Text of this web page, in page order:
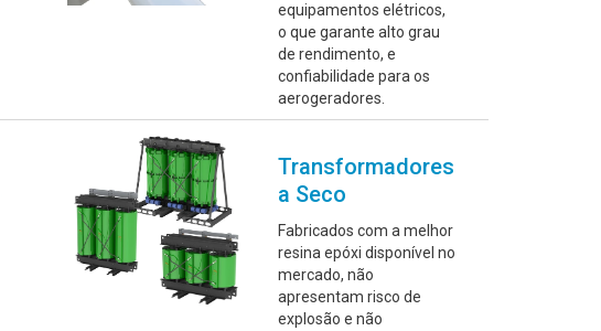
equipamentos elétricos,
o que garante alto grau
de rendimento, e
confiabilidade para os
aerogeradores.
Transformadores
a Seco
Fabricados com a melhor
resina epóxi disponível no
mercado, não
apresentam risco de
explosão e não